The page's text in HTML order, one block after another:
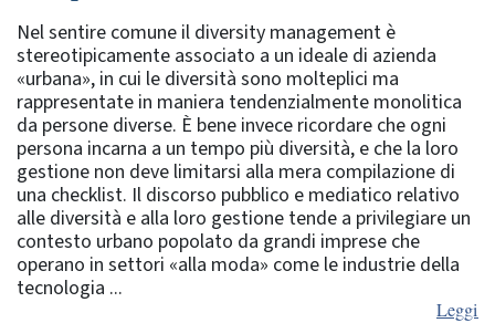
Nel sentire comune il diversity management è
stereotipicamente associato a un ideale di azienda
«urbana», in cui le diversità sono molteplici ma
rappresentate in maniera tendenzialmente monolitica
da persone diverse. È bene invece ricordare che ogni
persona incarna a un tempo più diversità, e che la loro
gestione non deve limitarsi alla mera compilazione di
una checklist. Il discorso pubblico e mediatico relativo
alle diversità e alla loro gestione tende a privilegiare un
contesto urbano popolato da grandi imprese che
operano in settori «alla moda» come le industrie della
tecnologia ...
Leggi